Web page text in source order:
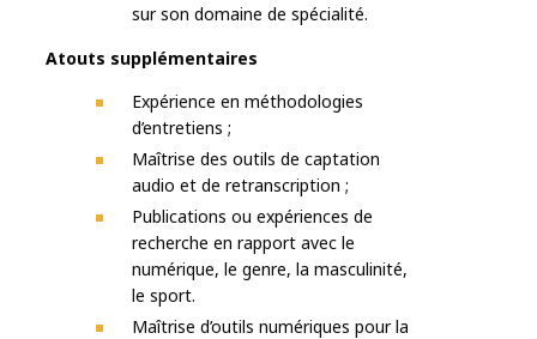
sur son domaine de spécialité.
Atouts supplémentaires
Expérience en méthodologies
d’entretiens ;
Maîtrise des outils de captation
audio et de retranscription ;
Publications ou expériences de
recherche en rapport avec le
numérique, le genre, la masculinité,
le sport.
Maîtrise d’outils numériques pour la